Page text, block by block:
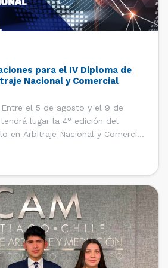
para el IV Diploma de
Nacional y Comercial
el 5 de agosto y el 9 de
lugar la 4° edición del
en Arbitraje Nacional y Comercial
de la Facultad de Derecho de la
y […]